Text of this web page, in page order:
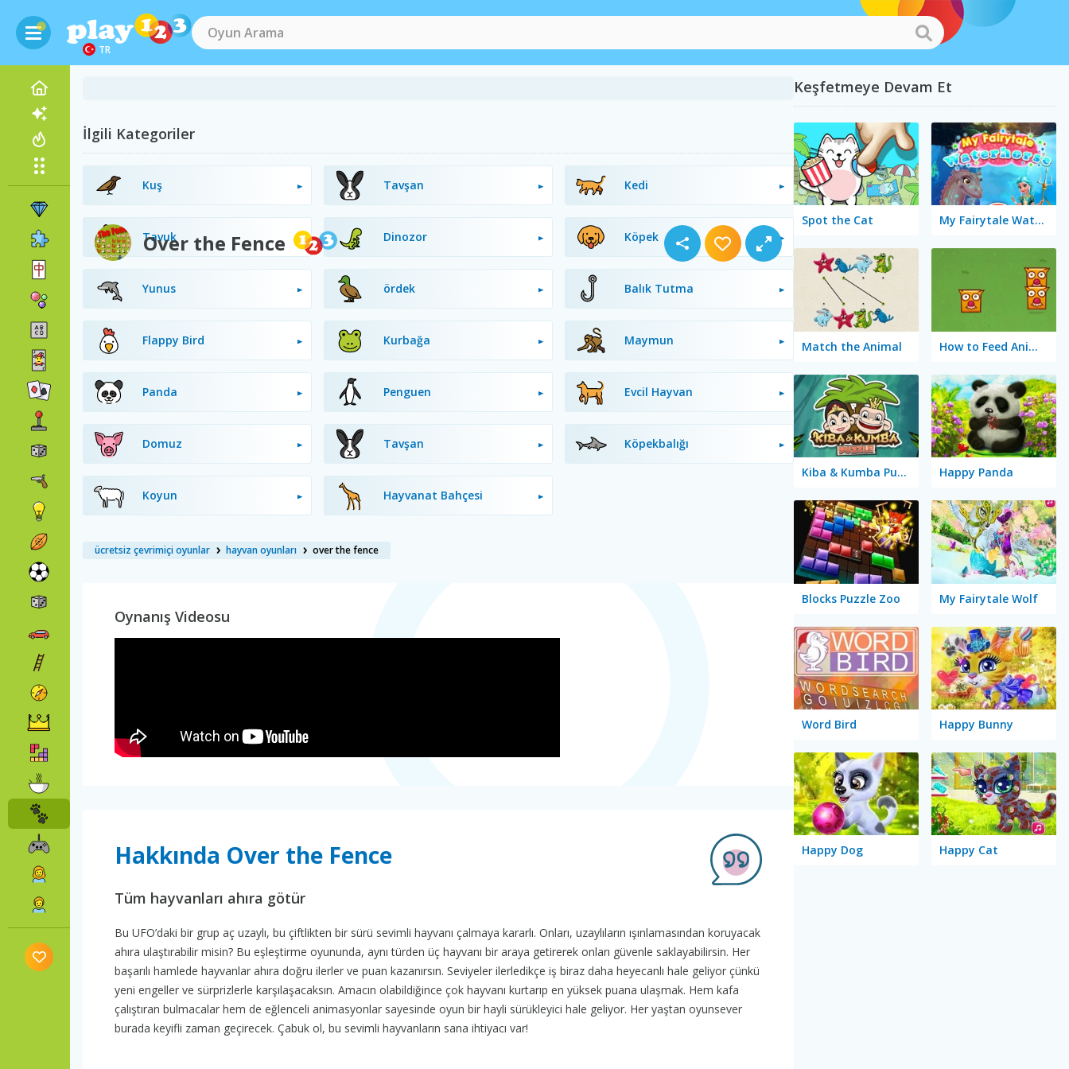
TR
Over the Fence
İlgili Kategoriler
Kuş Tavşan Kedi
Tavuk Dinozor Köpek
Yunus ördek Balık Tutma
Flappy Bird Kurbağa Maymun
Panda Penguen Evcil Hayvan
Domuz Tavşan Köpekbalığı
Koyun Hayvanat Bahçesi
ücretsiz çevrimiçi oyunlar hayvan oyunları over the fence
Oynanış Videosu
Hakkında Over the Fence
Tüm hayvanları ahıra götür
Bu UFO’daki bir grup aç uzaylı, bu çiftlikten bir sürü sevimli hayvanı çalmaya kararlı. Onları, uzaylıların ışınlamasından koruyacak
ahıra ulaştırabilir misin? Bu eşleştirme oyununda, aynı türden üç hayvanı bir araya getirerek onları güvenle saklayabilirsin. Her
başarılı hamlede hayvanlar ahıra doğru ilerler ve puan kazanırsın. Seviyeler ilerledikçe iş biraz daha heyecanlı hale geliyor çünkü
yeni engeller ve sürprizlerle karşılaşacaksın. Amacın olabildiğince çok hayvanı kurtarıp en yüksek puana ulaşmak. Hem kafa
çalıştıran bulmacalar hem de eğlenceli animasyonlar sayesinde oyun bir hayli sürükleyici hale geliyor. Her yaştan oyunsever
burada keyifli zaman geçirecek. Çabuk ol, bu sevimli hayvanların sana ihtiyacı var!
Keşfetmeye Devam Et
Spot the Cat My Fairytale Water Horse
Match the Animal How to Feed Animals?
Kiba & Kumba Puzzle Happy Panda
Blocks Puzzle Zoo My Fairytale Wolf
Word Bird Happy Bunny
Happy Dog Happy Cat